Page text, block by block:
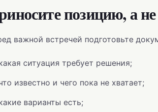
позицию, а
важной встречей подготовьте
ситуация требует решения;
известно и чего пока не хватает;
варианты есть;